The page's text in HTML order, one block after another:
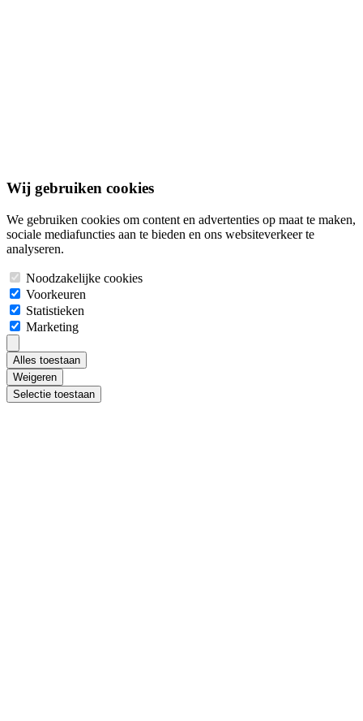
Wij gebruiken cookies
We gebruiken cookies om content en advertenties op maat te maken,
sociale mediafuncties aan te bieden en ons websiteverkeer te
analyseren.
Noodzakelijke cookies
Voorkeuren
Statistieken
Marketing
Alles toestaan
Weigeren
Selectie toestaan